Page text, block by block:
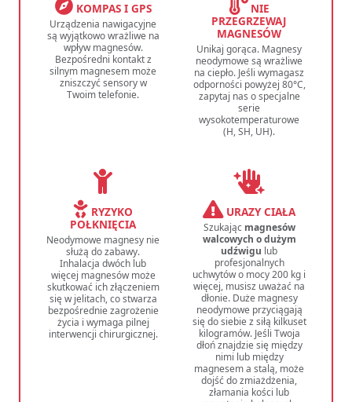
KOMPAS I GPS
Urządzenia nawigacyjne
są wyjątkowo wrażliwe na
wpływ magnesów.
Bezpośredni kontakt z
silnym magnesem może
zniszczyć sensory w
Twoim telefonie.
NIE
PRZEGRZEWAJ
MAGNESÓW
Unikaj gorąca. Magnesy
neodymowe są wrażliwe
na ciepło. Jeśli wymagasz
odporności powyżej 80°C,
zapytaj nas o specjalne
serie
wysokotemperaturowe
(H, SH, UH).
RYZYKO
POŁKNIĘCIA
Neodymowe magnesy nie
służą do zabawy.
Inhalacja dwóch lub
więcej magnesów może
skutkować ich złączeniem
się w jelitach, co stwarza
bezpośrednie zagrożenie
życia i wymaga pilnej
interwencji chirurgicznej.
URAZY CIAŁA
Szukając magnesów
walcowych o dużym
udźwigu lub
profesjonalnych
uchwytów o mocy 200 kg i
więcej, musisz uważać na
dłonie. Duże magnesy
neodymowe przyciągają
się do siebie z siłą kilkuset
kilogramów. Jeśli Twoja
dłoń znajdzie się między
nimi lub między
magnesem a stalą, może
dojść do zmiażdżenia,
złamania kości lub